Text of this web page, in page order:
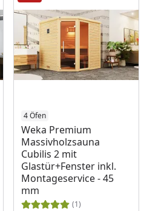
4 Öfen
Weka Premium
Massivholzsauna
Cubilis 2 mit
Glastür+Fenster inkl.
Montageservice - 45
mm
(1)